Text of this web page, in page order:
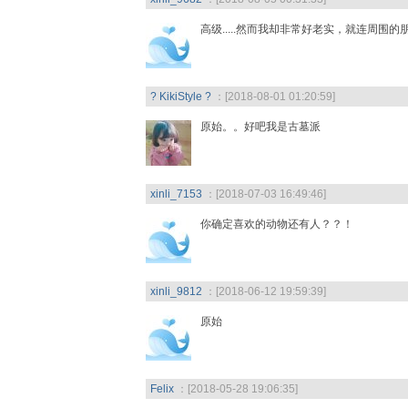
高级.....然而我却非常好老实，就连周围的
? KikiStyle ? ：[2018-08-01 01:20:59]
原始。。好吧我是古墓派
xinli_7153 ：[2018-07-03 16:49:46]
你确定喜欢的动物还有人？？！
xinli_9812 ：[2018-06-12 19:59:39]
原始
Felix ：[2018-05-28 19:06:35]